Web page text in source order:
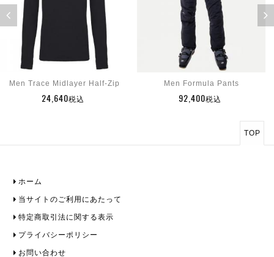
Men Trace Midlayer Half-Zip
24,640税込
Men Formula Pants
92,400税込
TOP
ホーム
当サイトのご利用にあたって
特定商取引法に関する表示
プライバシーポリシー
お問い合わせ